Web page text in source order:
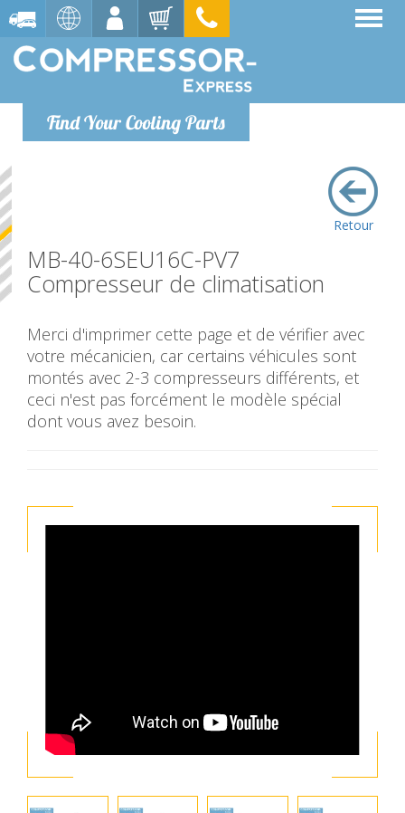
Find Your Cooling Parts
Retour
MB-40-6SEU16C-PV7
Compresseur de climatisation
Merci d'imprimer cette page et de vérifier avec
votre mécanicien, car certains véhicules sont
montés avec 2-3 compresseurs différents, et
ceci n'est pas forcément le modèle spécial
dont vous avez besoin.